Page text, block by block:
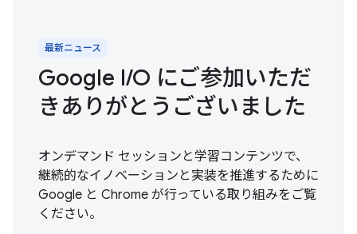
最新ニュース
Google I / O にご参加いただ
きありがとうございました
オンデマンド セッションと学習コンテンツで、
継続的なイノベーションと実装を推進するために
Google と Chrome が行っている取り組みをご覧
ください。